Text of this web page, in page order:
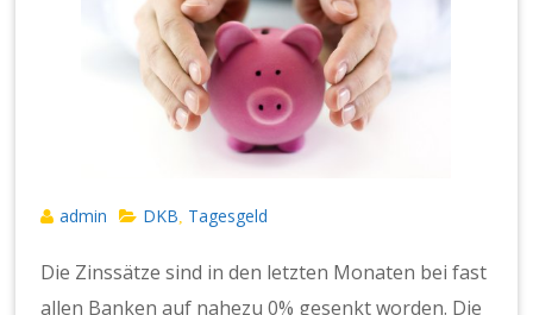
admin DKB Tagesgeld
Die Zinssätze sind in den letzten Monaten bei fast
allen Banken auf nahezu 0% gesenkt worden. Die